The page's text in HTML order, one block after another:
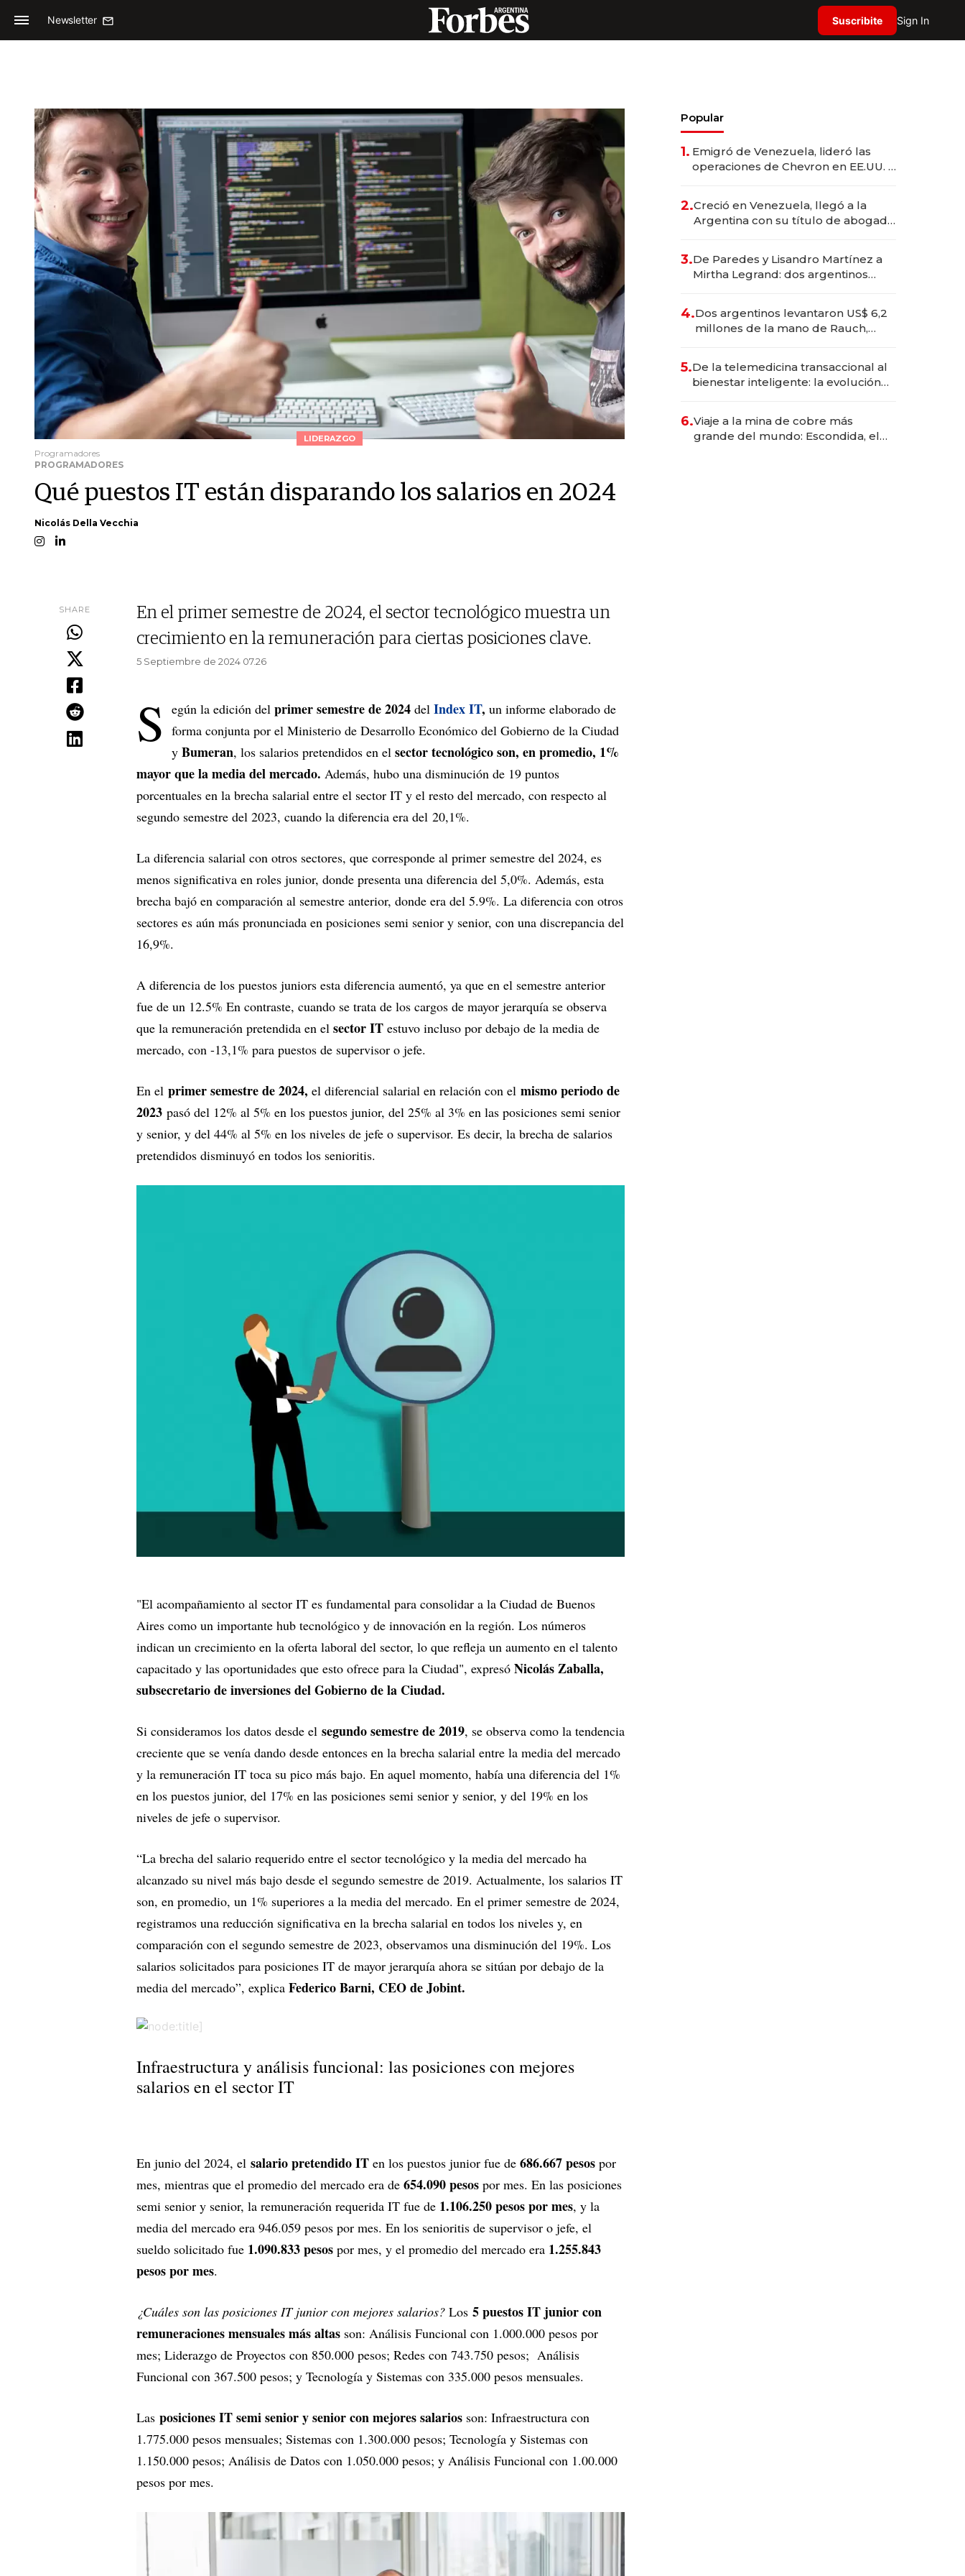
Newsletter Suscribite Sign In
LIDERAZGO
Programadores
PROGRAMADORES
Qué puestos IT están disparando los salarios en 2024
Nicolás Della Vecchia
SHARE
En el primer semestre de 2024, el sector tecnológico muestra un
crecimiento en la remuneración para ciertas posiciones clave.
5 Septiembre de 2024 07.26
S egún la edición del primer semestre de 2024 del Index IT, un informe elaborado de
forma conjunta por el Ministerio de Desarrollo Económico del Gobierno de la Ciudad
y Bumeran, los salarios pretendidos en el sector tecnológico son, en promedio, 1%
mayor que la media del mercado. Además, hubo una disminución de 19 puntos
porcentuales en la brecha salarial entre el sector IT y el resto del mercado, con respecto al
segundo semestre del 2023, cuando la diferencia era del 20,1%.
La diferencia salarial con otros sectores, que corresponde al primer semestre del 2024, es
menos significativa en roles junior, donde presenta una diferencia del 5,0%. Además, esta
brecha bajó en comparación al semestre anterior, donde era del 5.9%. La diferencia con otros
sectores es aún más pronunciada en posiciones semi senior y senior, con una discrepancia del
16,9%.
A diferencia de los puestos juniors esta diferencia aumentó, ya que en el semestre anterior
fue de un 12.5% En contraste, cuando se trata de los cargos de mayor jerarquía se observa
que la remuneración pretendida en el sector IT estuvo incluso por debajo de la media de
mercado, con -13,1% para puestos de supervisor o jefe.
En el primer semestre de 2024, el diferencial salarial en relación con el mismo periodo de
2023 pasó del 12% al 5% en los puestos junior, del 25% al 3% en las posiciones semi senior
y senior, y del 44% al 5% en los niveles de jefe o supervisor. Es decir, la brecha de salarios
pretendidos disminuyó en todos los senioritis.
"El acompañamiento al sector IT es fundamental para consolidar a la Ciudad de Buenos
Aires como un importante hub tecnológico y de innovación en la región. Los números
indican un crecimiento en la oferta laboral del sector, lo que refleja un aumento en el talento
capacitado y las oportunidades que esto ofrece para la Ciudad", expresó Nicolás Zaballa,
subsecretario de inversiones del Gobierno de la Ciudad.
Si consideramos los datos desde el segundo semestre de 2019, se observa como la tendencia
creciente que se venía dando desde entonces en la brecha salarial entre la media del mercado
y la remuneración IT toca su pico más bajo. En aquel momento, había una diferencia del 1%
en los puestos junior, del 17% en las posiciones semi senior y senior, y del 19% en los
niveles de jefe o supervisor.
“La brecha del salario requerido entre el sector tecnológico y la media del mercado ha
alcanzado su nivel más bajo desde el segundo semestre de 2019. Actualmente, los salarios IT
son, en promedio, un 1% superiores a la media del mercado. En el primer semestre de 2024,
registramos una reducción significativa en la brecha salarial en todos los niveles y, en
comparación con el segundo semestre de 2023, observamos una disminución del 19%. Los
salarios solicitados para posiciones IT de mayor jerarquía ahora se sitúan por debajo de la
media del mercado”, explica Federico Barni, CEO de Jobint.
Infraestructura y análisis funcional: las posiciones con mejores
salarios en el sector IT
En junio del 2024, el salario pretendido IT en los puestos junior fue de 686.667 pesos por
mes, mientras que el promedio del mercado era de 654.090 pesos por mes. En las posiciones
semi senior y senior, la remuneración requerida IT fue de 1.106.250 pesos por mes, y la
media del mercado era 946.059 pesos por mes. En los senioritis de supervisor o jefe, el
sueldo solicitado fue 1.090.833 pesos por mes, y el promedio del mercado era 1.255.843
pesos por mes.
¿Cuáles son las posiciones IT junior con mejores salarios? Los 5 puestos IT junior con
remuneraciones mensuales más altas son: Análisis Funcional con 1.000.000 pesos por
mes; Liderazgo de Proyectos con 850.000 pesos; Redes con 743.750 pesos; Análisis
Funcional con 367.500 pesos; y Tecnología y Sistemas con 335.000 pesos mensuales.
Las posiciones IT semi senior y senior con mejores salarios son: Infraestructura con
1.775.000 pesos mensuales; Sistemas con 1.300.000 pesos; Tecnología y Sistemas con
1.150.000 pesos; Análisis de Datos con 1.050.000 pesos; y Análisis Funcional con 1.00.000
pesos por mes.
Popular
1. Emigró de Venezuela, lideró las
operaciones de Chevron en EE.UU. y
2.Creció en Venezuela, llegó a la
Argentina con su título de abogado
marcas "fast premium"
3.De Paredes y Lisandro Martínez a
Mirtha Legrand: dos argentinos
deportivo y el cuidado corporal
4.Dos argentinos levantaron US$ 6,2
millones de la mano de Rauch,
5.De la telemedicina transaccional al
bienestar inteligente: la evolución
6.Viaje a la mina de cobre más
grande del mundo: Escondida, el